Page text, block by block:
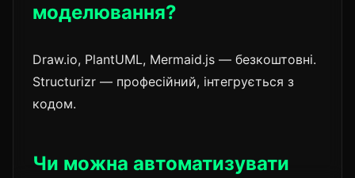
моделювання?
Draw.io, PlantUML, Mermaid.js — безкоштовні.
Structurizr — професійний, інтегрується з
кодом.
Чи можна автоматизувати